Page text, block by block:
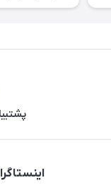
پشتیبانی